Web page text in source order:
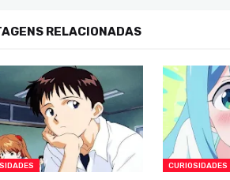
RELACIONADAS
CURIOSIDADES